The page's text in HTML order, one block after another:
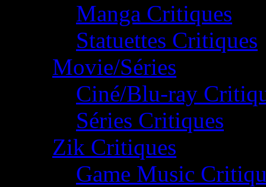
Manga Critiques
Statuettes Critiques
Movie/Séries
Ciné/Blu-ray
Séries Critiques
Zik Critiques
Game Music